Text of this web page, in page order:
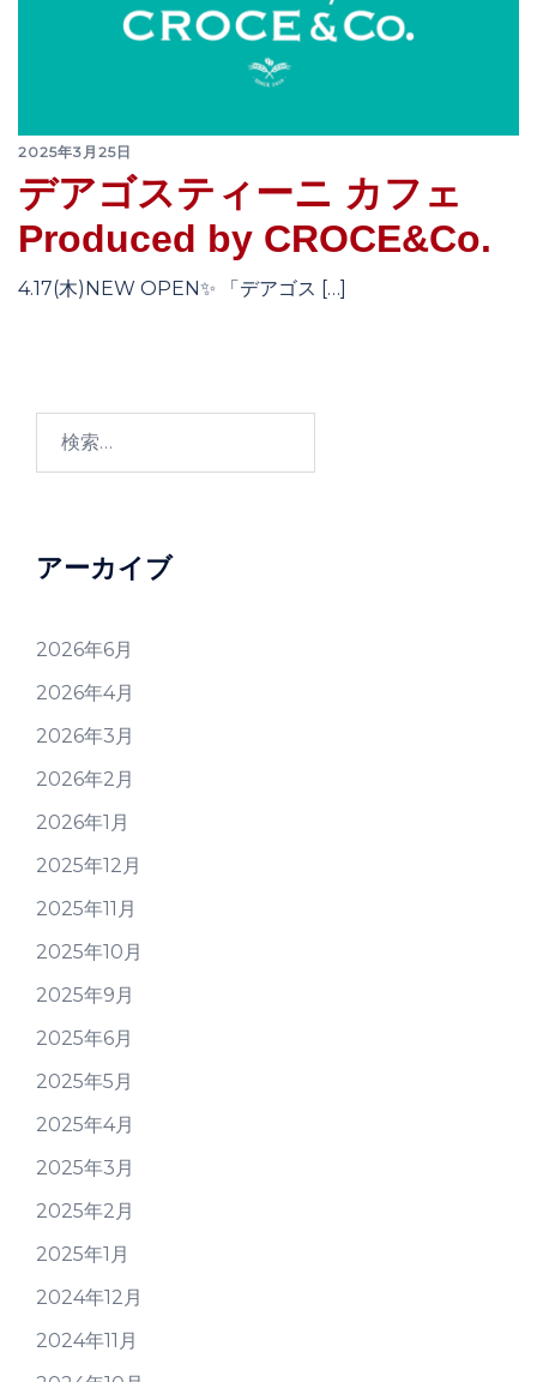
2025年3月25日
デアゴスティーニ カフェ
Produced by CROCE&Co.
4.17(木)NEW OPEN✨ 「デアゴス […]
アーカイブ
2026年6月
2026年4月
2026年3月
2026年2月
2026年1月
2025年12月
2025年11月
2025年10月
2025年9月
2025年6月
2025年5月
2025年4月
2025年3月
2025年2月
2025年1月
2024年12月
2024年11月